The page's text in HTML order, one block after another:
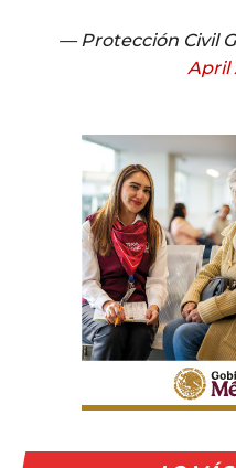
— Protección Civil
April